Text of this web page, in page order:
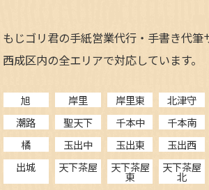
もじゴリ君の手紙営業代行・手書き代筆
西成区内の全エリアで対応しています。
旭 岸里 岸里東 北津守
潮路
聖天下 千本中 千本南
橘
玉出中 玉出東 玉出西
出城
天下茶屋 天下茶屋
東
天下茶屋
北